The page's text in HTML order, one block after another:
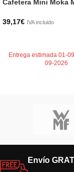
Cafetera Mini Moka
39,17€ IVA incluido
Entrega estimada 01-
09-2026
Envío